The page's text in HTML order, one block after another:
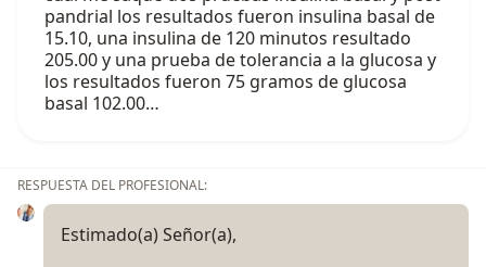
pandrial los resultados fueron insulina basal de
15.10, una insulina de 120 minutos resultado
205.00 y una prueba de tolerancia a la glucosa y
los resultados fueron 75 gramos de glucosa
basal 102.00…
RESPUESTA DEL PROFESIONAL:
Estimado(a) Señor(a),